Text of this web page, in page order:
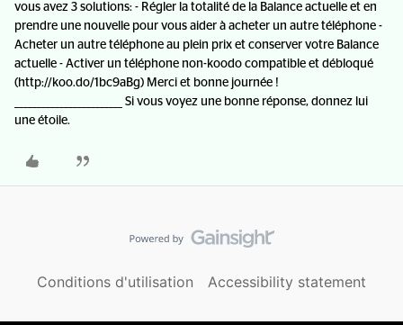
vous avez 3 solutions: - Régler la totalité de la Balance actuelle et en
prendre une nouvelle pour vous aider à acheter un autre téléphone -
Acheter un autre téléphone au plein prix et conserver votre Balance
actuelle - Activer un téléphone non-koodo compatible et débloqué
(http://koo.do/1bc9aBg) Merci et bonne journée !
________________________ Si vous voyez une bonne réponse, donnez lui
une étoile.
Conditions d'utilisation Accessibility statement